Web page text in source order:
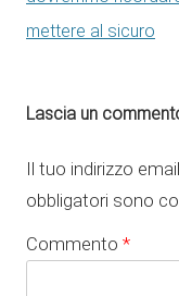
mettere al sicuro
Lascia un
Il tuo indirizzo
obbligatori sono
Commento *